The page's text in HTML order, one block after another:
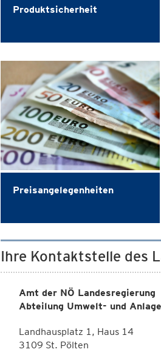
Produktsicherheit
Preisangelegenheiten
Ihre Kontaktstelle des
Amt der NÖ Landesregierung
Abteilung Umwelt- und
Landhausplatz 1, Haus 14
3109 St. Pölten